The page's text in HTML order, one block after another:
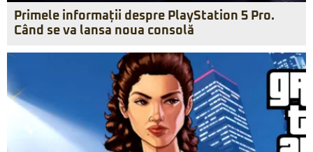
Primele informații despre PlayStation 5 Pro.
Când se va lansa noua consolă